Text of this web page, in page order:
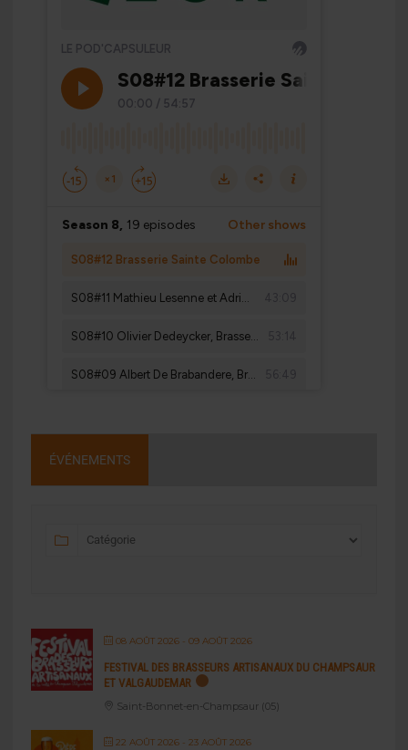
ÉVÉNEMENTS
08 AOÛT 2026- 09 AOÛT 2026
FESTIVAL DES BRASSEURS ARTISANAUX DU CHAMPSAUR
ET VALGAUDEMAR
Saint-Bonnet-en-Champsaur (05)
22 AOÛT 2026- 23 AOÛT 2026